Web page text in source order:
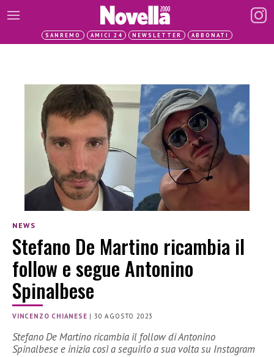
SANREMO AMICI 24 NEWSLETTER ABBONATI
NEWS
Stefano De Martino ricambia il
follow e segue Antonino
Spinalbese
VINCENZO CHIANESE |30 AGOSTO 2023
Stefano De Martino ricambia il follow di Antonino
Spinalbese e inizia così a seguirlo a sua volta su Instagram